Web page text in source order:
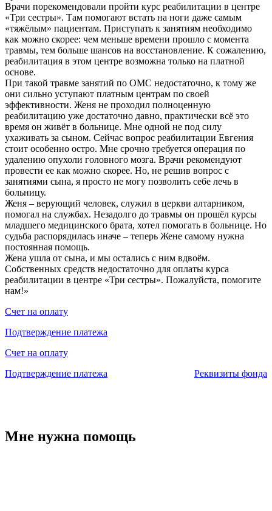
Врачи порекомендовали пройти курс реабилитации в центре
«Три сестры». Там помогают встать на ноги даже самым
«тяжёлым» пациентам. Приступать к занятиям необходимо
как можно скорее: чем меньше времени прошло с момента
травмы, тем больше шансов на восстановление. К сожалению,
реабилитация в этом центре возможна только на платной
основе.
При такой травме занятий по ОМС недостаточно, к тому же
они сильно уступают платным центрам по своей
эффективности. Женя не проходил полноценную
реабилитацию уже достаточно давно, практически всё это
время он живёт в больнице. Мне одной не под силу
ухаживать за сыном. Сейчас вопрос реабилитации Евгения
стоит особенно остро. Мне срочно требуется операция по
удалению опухоли головного мозга. Врачи рекомендуют
провести ее как можно скорее. Но, не решив вопрос с
занятиями сына, я просто не могу позволить себе лечь в
больницу.
Женя – верующий человек, служил в церкви алтарником,
помогал на службах. Незадолго до травмы он прошёл курсы
младшего медицинского брата, хотел помогать в больнице. Но
судьба распорядилась иначе – теперь Жене самому нужна
постоянная помощь.
Жена ушла от сына, и мы остались с ним вдвоём.
Собственных средств недостаточно для оплаты курса
реабилитации в центре «Три сестры». Пожалуйста, помогите
нам!»
Счет на оплату
Подтверждение платежа
Счет на оплату
Подтверждение платежа
Реквизиты фонда
Мне нужна помощь